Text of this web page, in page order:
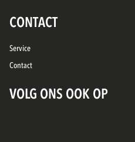
CONTACT
Service
Contact
VOLG ONS OOK OP